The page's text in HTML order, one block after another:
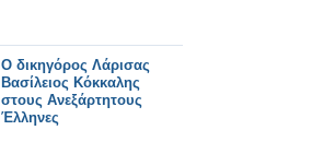
Ο δικηγόρος Λάρισας
Βασίλειος Κόκκαλης
στους Ανεξάρτητους
Έλληνες